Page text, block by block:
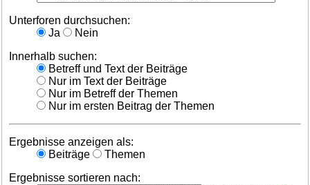
Unterforen durchsuchen:
Ja
Nein
Innerhalb suchen:
Betreff und Text der Beiträge
Nur im Text der Beiträge
Nur im Betreff der Themen
Nur im ersten Beitrag der Themen
Ergebnisse anzeigen als:
Beiträge
Themen
Ergebnisse sortieren nach: